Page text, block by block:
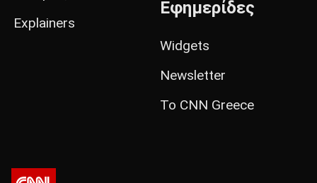
Explainers
Εφημερίδες
Widgets
Newsletter
Το CNN Greece